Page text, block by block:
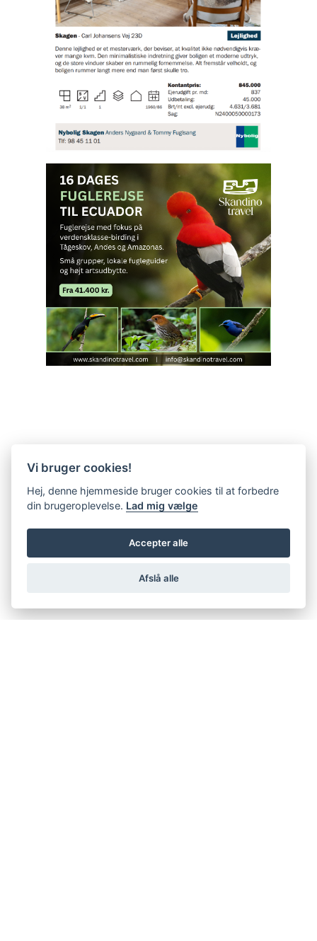
Vi bruger cookies!
Hej, denne hjemmeside bruger cookies til at forbedre
din brugeroplevelse. Lad mig vælge
Accepter alle
Afslå alle